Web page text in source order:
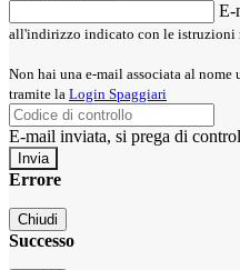
E-
all'indirizzo indicato con le istruzioni
Non hai una e-mail associata al
tramite la Login Spaggiari
E-mail inviata, si prega di
Errore
Chiudi
Successo